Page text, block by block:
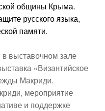
общины Крыма.
русского языка,
памяти.
выставочном зале
«Византийское
Макриди.
мероприятие
и поддержке